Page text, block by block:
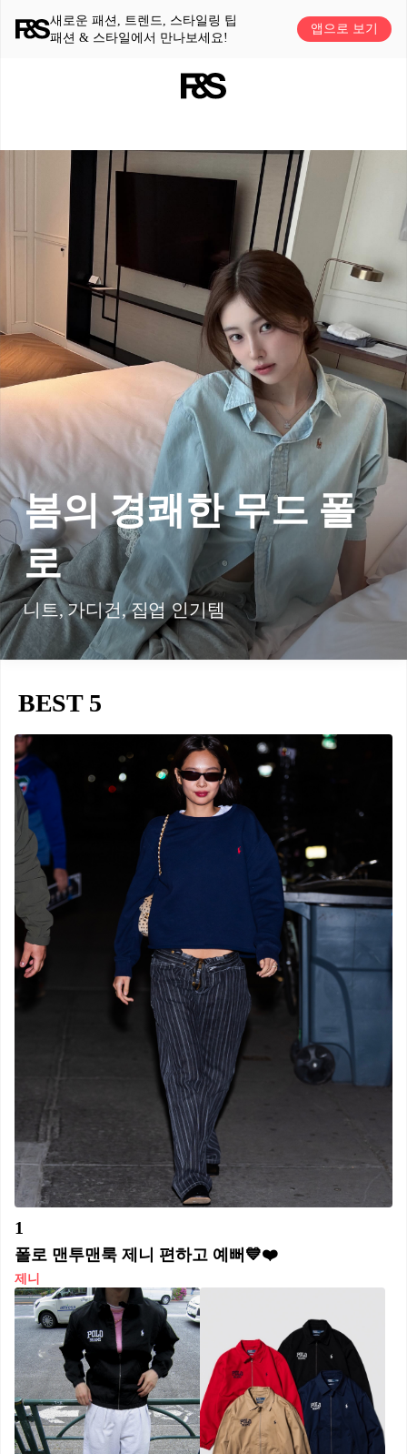
새로운 패션, 트렌드, 스타일링 팁
패션 & 스타일에서 만나보세요!
앱으로 보기
봄의 경쾌한 무드 폴
로
니트, 가디건, 집업 인기템
BEST 5
1
폴로 맨투맨룩 제니 편하고 예뻐💙❤️
제니